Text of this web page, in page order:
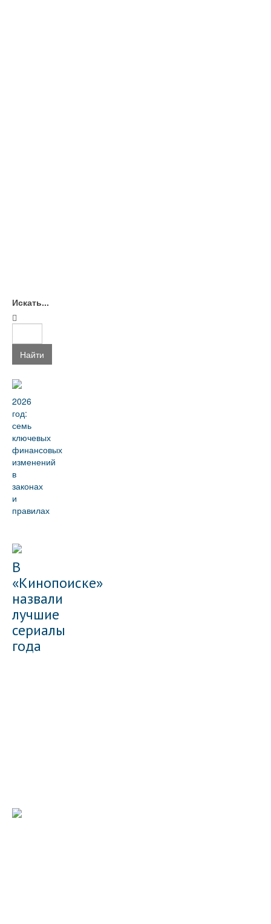
Искать...
Найти
2026
год:
семь
ключевых
финансовых
изменений
в
законах
и
правилах
В
«Кинопоиске»
назвали
лучшие
сериалы
года